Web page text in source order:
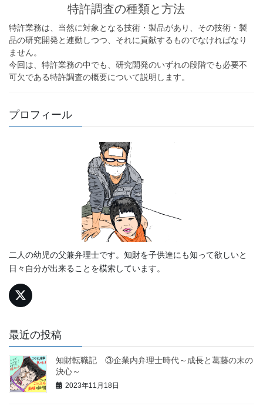
特許調査の種類と方法
特許業務は、当然に対象となる技術・製品があり、その技術・製
品の研究開発と連動しつつ、それに貢献するものでなければなり
ません。
今回は、特許業務の中でも、研究開発のいずれの段階でも必要不
可欠である特許調査の概要について説明します。
プロフィール
二人の幼児の父兼弁理士です。知財を子供達にも知って欲しいと
日々自分が出来ることを模索しています。
最近の投稿
知財転職記 ③企業内弁理士時代～成長と葛藤の末の
決心～
2023年11月18日